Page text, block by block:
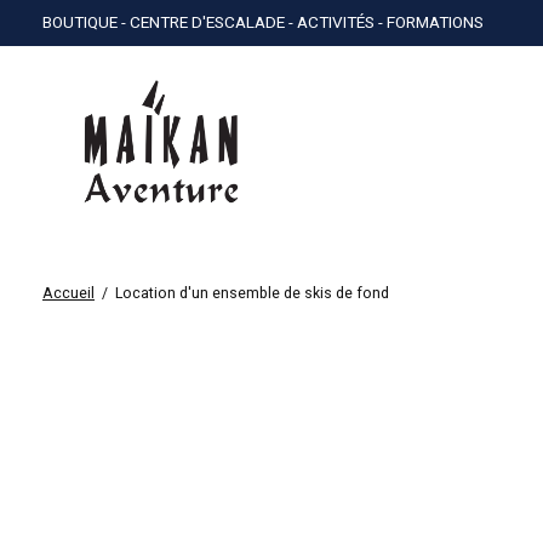
BOUTIQUE - CENTRE D'ESCALADE - ACTIVITÉS - FORMATIONS
Accueil / Location d'un ensemble de skis de fond